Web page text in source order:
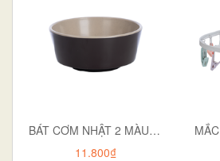
BÁT CƠM NHẬT 2 MÀU 6864
11.800₫